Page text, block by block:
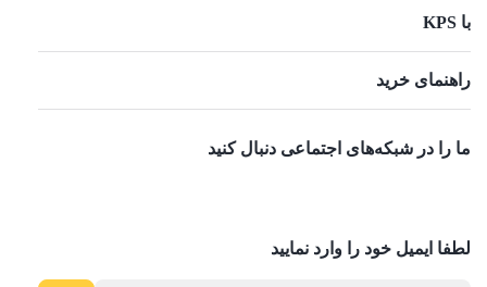
با KPS
راهنمای خرید
ما را در شبکه‌های اجتماعی دنبال کنید
لطفا ایمیل خود را وارد نمایید